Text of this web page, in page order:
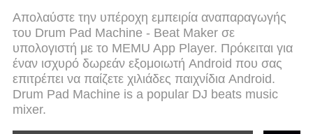
εκπληκτικές δυνατότητες που περιμένατε: γρήγορη
εγκατάσταση και εύκολη εγκατάσταση, διαισθητικά
χειριστήρια, όχι περισσότερους περιορισμούς
μπαταρίας, δεδομένα κινητής τηλεφωνίας και
ενοχλητικές κλήσεις. Το ολοκαίνουργιο MEmu 9
είναι η καλύτερη επιλογή για χρήση του Drum Pad
Machine - Beat Maker στον υπολογιστή σας.
Απολαύστε την υπέροχη εμπειρία αναπαραγωγής
του Drum Pad Machine - Beat Maker σε
υπολογιστή με το MEMU App Player. Πρόκειται για
έναν ισχυρό δωρεάν εξομοιωτή Android που σας
επιτρέπει να παίζετε χιλιάδες παιχνίδια Android.
Drum Pad Machine is a popular DJ beats music
mixer.